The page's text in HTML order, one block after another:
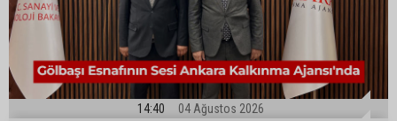
14:40 04 Ağustos 2026